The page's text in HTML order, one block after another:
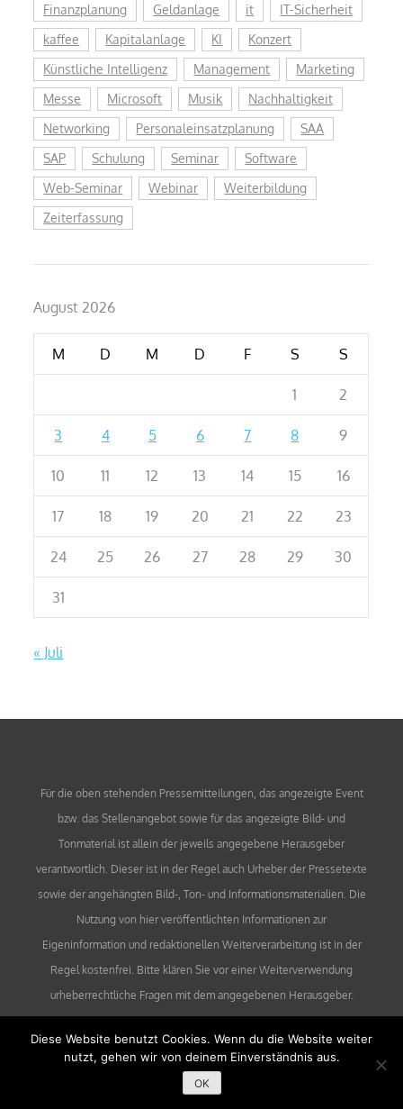
Finanzplanung
Geldanlage it
IT-Sicherheit
kaffee
Kapitalanlage KI
Konzert
Künstliche Intelligenz
Management
Marketing
Messe
Microsoft Musik
Nachhaltigkeit
Networking
Personaleinsatzplanung
SAA
SAP
Schulung Seminar
Software
Web-Seminar
Webinar
Weiterbildung
Zeiterfassung
August 2026
M D M D F S S
1 2
3 4 5 6 7 8 9
10 11 12 13 14 15 16
17 18 19 20 21 22 23
24 25 26 27 28 29 30
31
« Juli
Für die oben stehenden Pressemitteilungen, das angezeigte Event
bzw. das Stellenangebot sowie für das angezeigte Bild- und
Tonmaterial ist allein der jeweils angegebene Herausgeber
verantwortlich. Dieser ist in der Regel auch Urheber der Pressetexte
sowie der angehängten Bild-, Ton- und Informationsmaterialien. Die
Nutzung von hier veröffentlichten Informationen zur
Eigeninformation und redaktionellen Weiterverarbeitung ist in der
Regel kostenfrei. Bitte klären Sie vor einer Weiterverwendung
urheberrechtliche Fragen mit dem angegebenen Herausgeber.
Diese Website benutzt Cookies. Wenn du die Website weiter
nutzt, gehen wir von deinem Einverständnis aus.
OK